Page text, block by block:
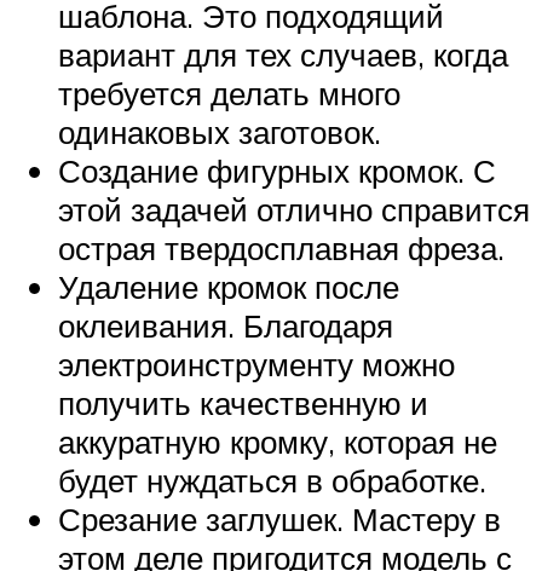
шаблона. Это подходящий
вариант для тех случаев, когда
требуется делать много
одинаковых заготовок.
Создание фигурных кромок. С
этой задачей отлично справится
острая твердосплавная фреза.
Удаление кромок после
оклеивания. Благодаря
электроинструменту можно
получить качественную и
аккуратную кромку, которая не
будет нуждаться в обработке.
Срезание заглушек. Мастеру в
этом деле пригодится модель с